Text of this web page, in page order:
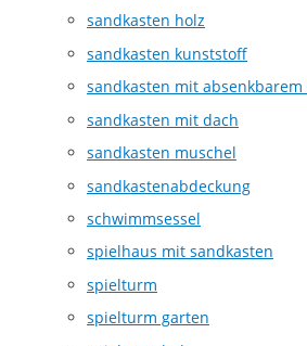
sandkasten holz
sandkasten kunststoff
sandkasten mit absenkbarem
sandkasten mit dach
sandkasten muschel
sandkastenabdeckung
schwimmsessel
spielhaus mit sandkasten
spielturm
spielturm garten